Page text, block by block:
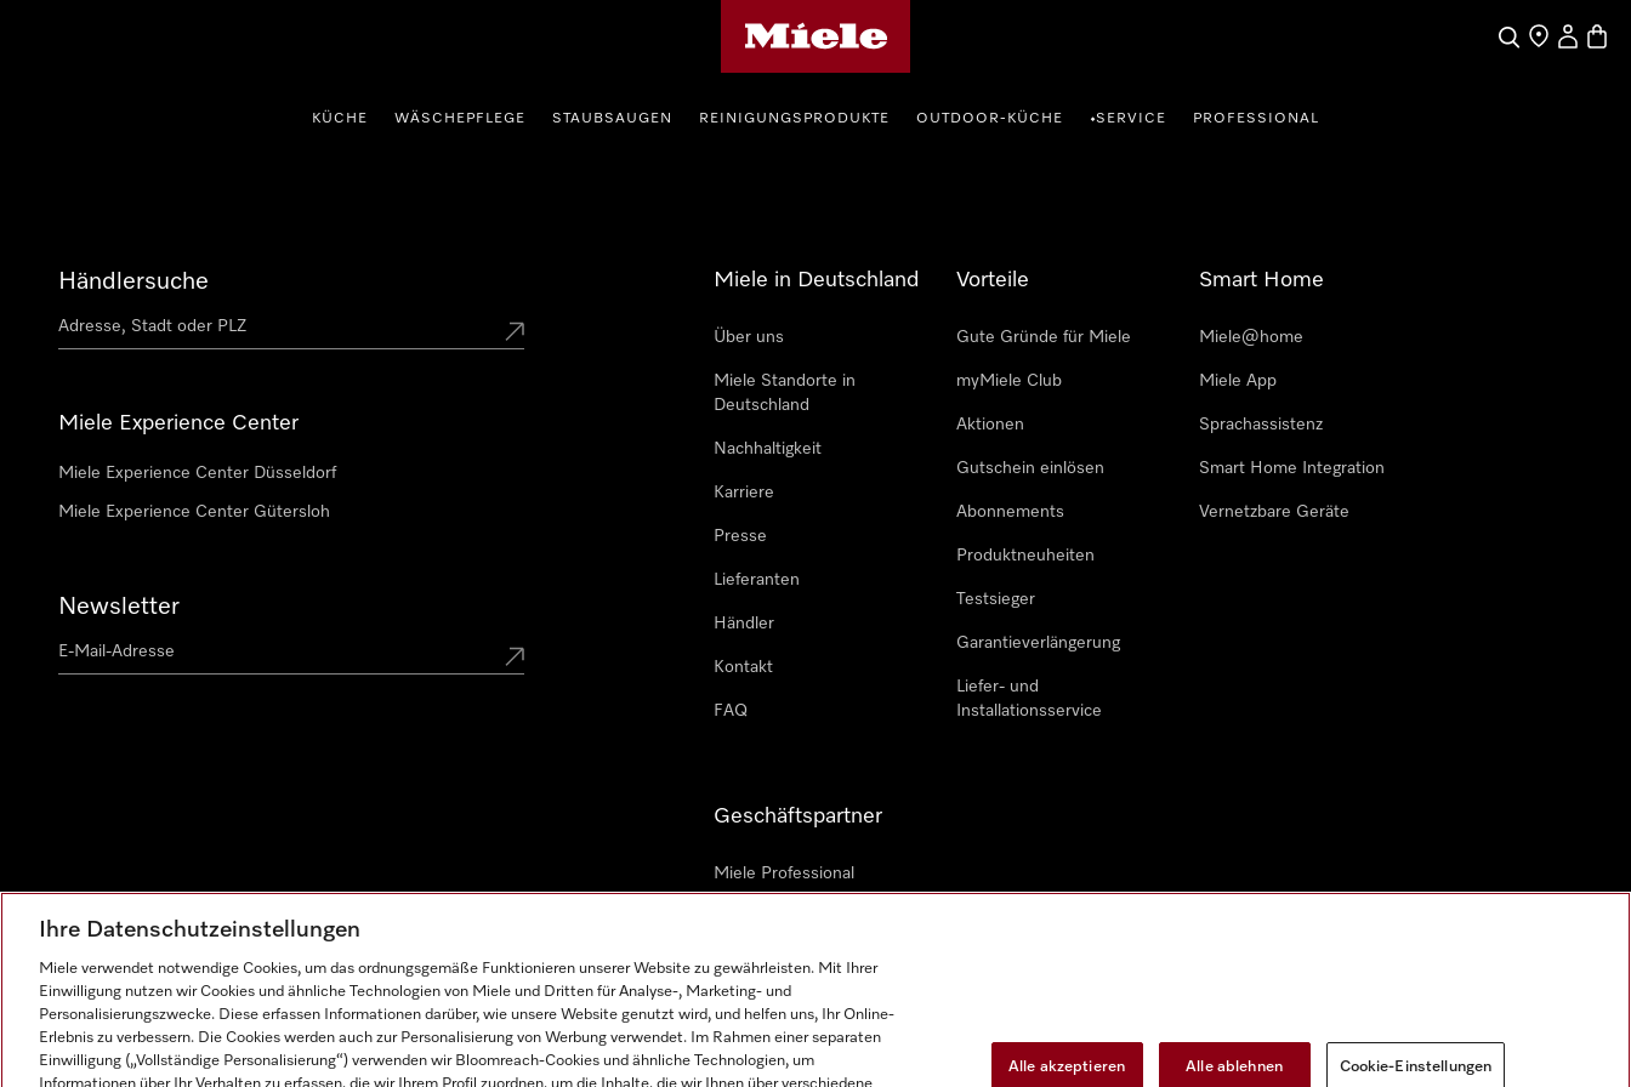
SucheHändler
Mein
KÜCHE WÄSCHEPFLEGE STAUBSAUGEN REINIGUNGSPRODUKTE OUTDOOR-KÜCHE •SERVICE PROFESSIONAL
Händlersuche
Miele Experience Center
Miele Experience Center Düsseldorf
Miele Experience Center Gütersloh
Newsletter
Miele in Deutschland
Über uns
Miele Standorte in
Deutschland
Nachhaltigkeit
Karriere
Presse
Lieferanten
Händler
Kontakt
FAQ
Vorteile
Gute Gründe für Miele
myMiele Club
Aktionen
Gutschein einlösen
Abonnements
Produktneuheiten
Testsieger
Garantieverlängerung
Liefer- und
Installationsservice
Smart Home
Miele@home
Miele App
Sprachassistenz
Smart Home Integration
Vernetzbare Geräte
Geschäftspartner
Miele Professional
Miele Marine
Architekten und Bauträger
Ihre Datenschutzeinstellungen
Miele verwendet notwendige Cookies, um das ordnungsgemäße Funktionieren unserer Website zu gewährleisten. Mit Ihrer
Einwilligung nutzen wir Cookies und ähnliche Technologien von Miele und Dritten für Analyse-, Marketing- und
Personalisierungszwecke. Diese erfassen Informationen darüber, wie unsere Website genutzt wird, und helfen uns, Ihr Online-
Erlebnis zu verbessern. Die Cookies werden auch zur Personalisierung von Werbung verwendet. Im Rahmen einer separaten
Einwilligung („Vollständige Personalisierung“) verwenden wir Bloomreach-Cookies und ähnliche Technologien, um
Alle akzeptieren Alle ablehnen Cookie-Einstellungen